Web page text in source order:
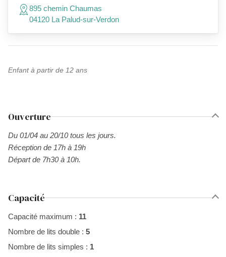
Enfant à partir de 12 ans
Ouverture
Du 01/04 au 20/10 tous les jours.
Réception de 17h à 19h
Départ de 7h30 à 10h.
Capacité
Capacité maximum : 11
Nombre de lits double : 5
Nombre de lits simples : 1
895 chemin Chaumas
04120 La Palud-sur-Verdon